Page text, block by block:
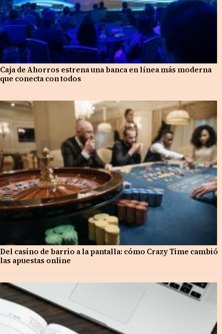
Caja de Ahorros estrena una banca en línea más moderna
que conecta con todos
Del casino de barrio a la pantalla: cómo Crazy Time cambió
las apuestas online